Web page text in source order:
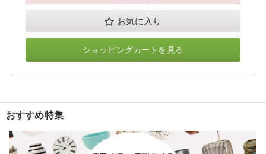
お気に入り
ショッピングカートを見る
おすすめ特集